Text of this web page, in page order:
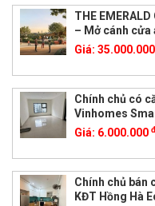
THE
– Mở cánh
Giá: 35.000.000
Chính chủ có
Vinhomes
Giá: 6.000.000 đ
Chính chủ bán
KĐT Hồng Hà